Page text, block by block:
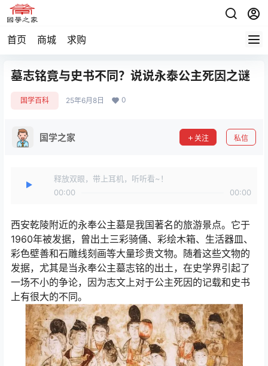
首页 商城 求购
墓志铭竟与史书不同？说说永泰公主死因之谜
国学百科 25年6月8日 0
国学之家 关注 私信
释放双眼，带上耳机，听听看~！
00:00
00:00
西安乾陵附近的永奉公主墓是我国著名的旅游景点。它于
1960年被发据，曾出土三彩骑俑、彩绘木箱、生活器皿、
彩色壁善和石雕线刻画等大量珍贵文物。随着这些文物的
发据，尤其是当永奉公主墓志铭的出土，在史学界引起了
一场不小的争论，因为志文上对于公主死因的记载和史书
上有很大的不同。